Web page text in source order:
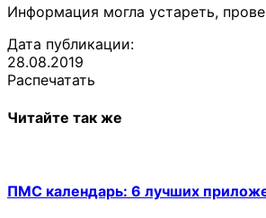
Информация могла устареть,
Дата публикации:
28.08.2019
Распечатать
Читайте так же
ПМС календарь: 6 лучших